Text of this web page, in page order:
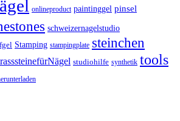
onlineproduct paintinggel pinsel
schweizernagelstudio
Stamping stampingplate steinchen
studiohilfe synthetik tools